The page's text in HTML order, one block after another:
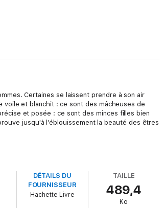
Certaines se laissent prendre à son air
et blanchit : ce sont des mâcheuses de
et posée : ce sont des minces filles bien
jusqu'à l'éblouissement la beauté des êtres
DÉTAILS DU
FOURNISSEUR
Hachette Livre
TAILLE
489,4
Ko